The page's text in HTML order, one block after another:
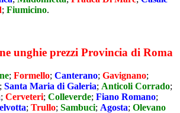
; Fiumicino.
unghie prezzi Provincia di Roma
; Formello; Canterano; Gavignano;
; Santa Maria di Galeria; Anticoli Corrado;
; Cerveteri; Colleverde; Fiano Romano;
; Trullo; Sambuci; Agosta; Olevano